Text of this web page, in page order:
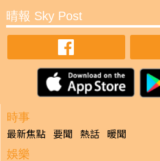
晴報 Sky Post
時事
最新焦點 要聞 熱話 暖聞
娛樂